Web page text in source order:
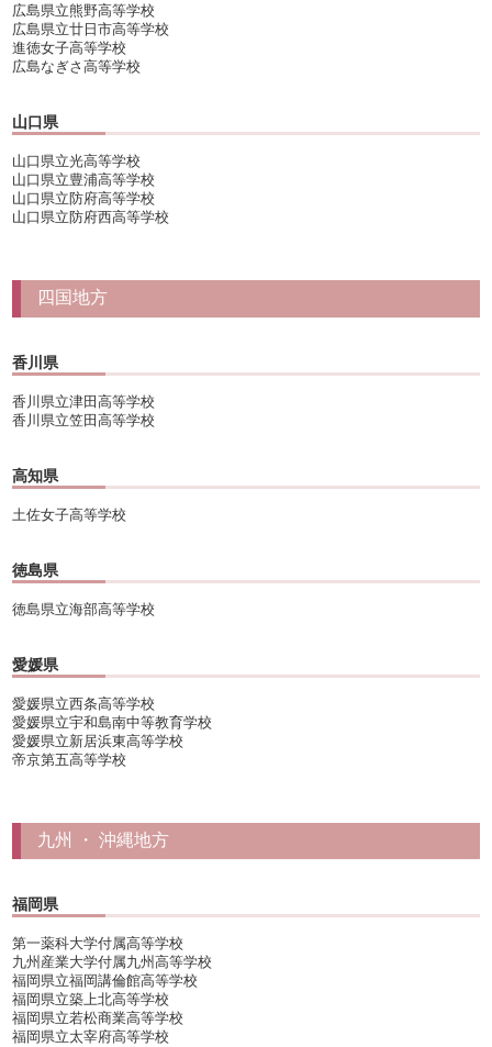
広島県立熊野高等学校
広島県立廿日市高等学校
進徳女子高等学校
広島なぎさ高等学校
山口県
山口県立光高等学校
山口県立豊浦高等学校
山口県立防府高等学校
山口県立防府西高等学校
四国地方
香川県
香川県立津田高等学校
香川県立笠田高等学校
高知県
土佐女子高等学校
徳島県
徳島県立海部高等学校
愛媛県
愛媛県立西条高等学校
愛媛県立宇和島南中等教育学校
愛媛県立新居浜東高等学校
帝京第五高等学校
九州 ・ 沖縄地方
福岡県
第一薬科大学付属高等学校
九州産業大学付属九州高等学校
福岡県立福岡講倫館高等学校
福岡県立築上北高等学校
福岡県立若松商業高等学校
福岡県立太宰府高等学校